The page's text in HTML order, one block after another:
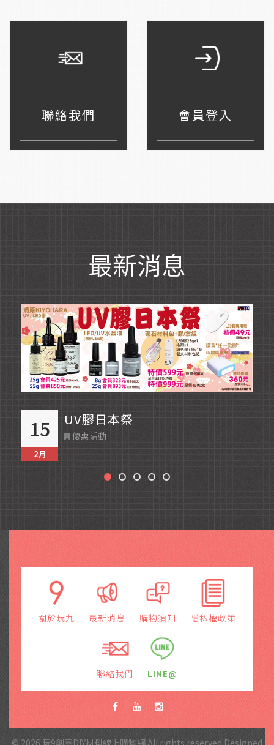
聯絡我們 會員登入
最新消息
15
2月
UV膠日本祭
優惠活動
Read More
關於玩九 最新消息 購物須知 隱私權政策
聯絡我們 LINE@
© 2026 玩9創意DIY材料線上購物網 All rights reserved.Designed